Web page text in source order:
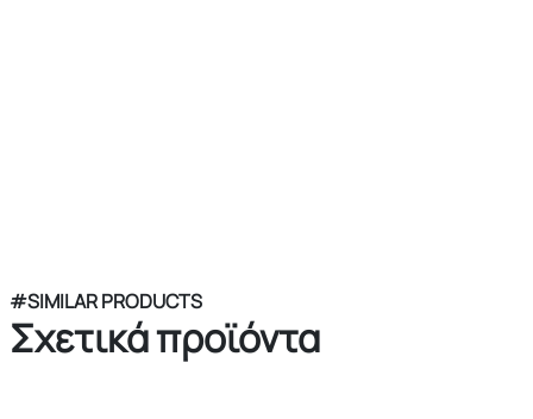
#SIMILAR PRODUCTS
Σχετικά προϊόντα